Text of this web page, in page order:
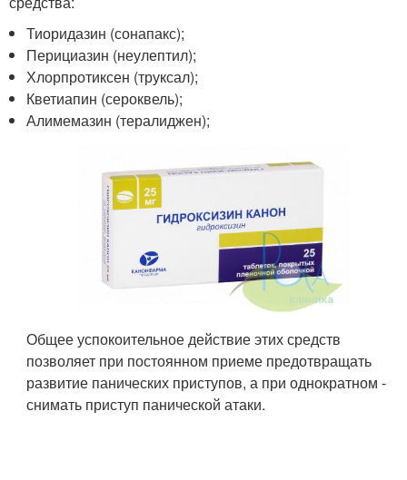
Тиоридазин (сонапакс);
Перициазин (неулептил);
Хлорпротиксен (труксал);
Кветиапин (сероквель);
Алимемазин (тералиджен);
Общее успокоительное действие этих средств
позволяет при постоянном приеме предотвращать
развитие панических приступов, а при однократном -
снимать приступ панической атаки.